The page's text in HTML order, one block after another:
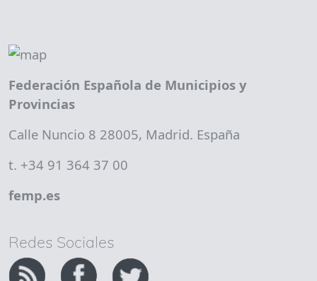
Federación Española de Municipios y
Provincias
Calle Nuncio 8 28005, Madrid. España
t. +34 91 364 37 00
femp.es
Redes Sociales